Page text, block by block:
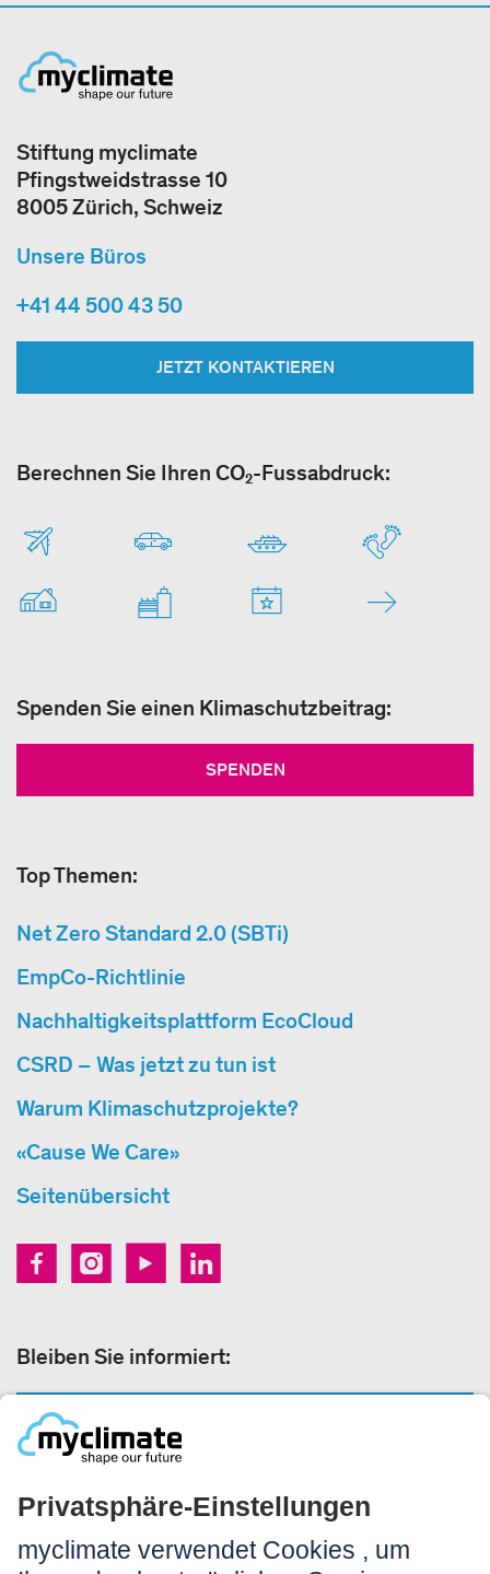
Stiftung myclimate
Pfingstweidstrasse 10
8005 Zürich, Schweiz
Unsere Büros
+41 44 500 43 50
JETZT KONTAKTIEREN
Berechnen Sie Ihren CO₂-Fussabdruck:
Spenden Sie einen Klimaschutzbeitrag:
SPENDEN
Top Themen:
Net Zero Standard 2.0 (SBTi)
EmpCo-Richtlinie
Nachhaltigkeitsplattform EcoCloud
CSRD – Was jetzt zu tun ist
Warum Klimaschutzprojekte?
«Cause We Care»
Seitenübersicht
Bleiben Sie informiert:
Rechtliches: